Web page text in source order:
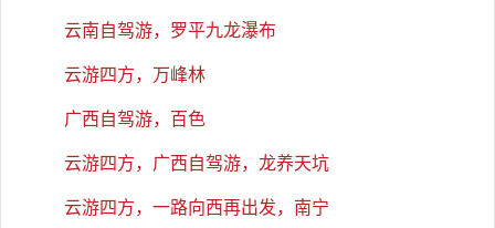
云南自驾游，罗平九龙瀑布
云游四方，万峰林
广西自驾游，百色
云游四方，广西自驾游，龙养天坑
云游四方，一路向西再出发，南宁